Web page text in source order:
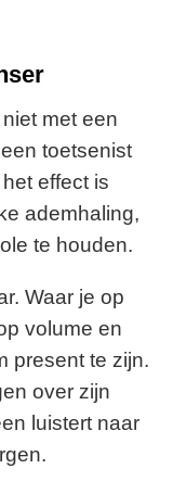
met een
toetsenist
effect is
ademhaling,
te houden.
Waar je op
volume en
present te zijn.
over zijn
luistert naar